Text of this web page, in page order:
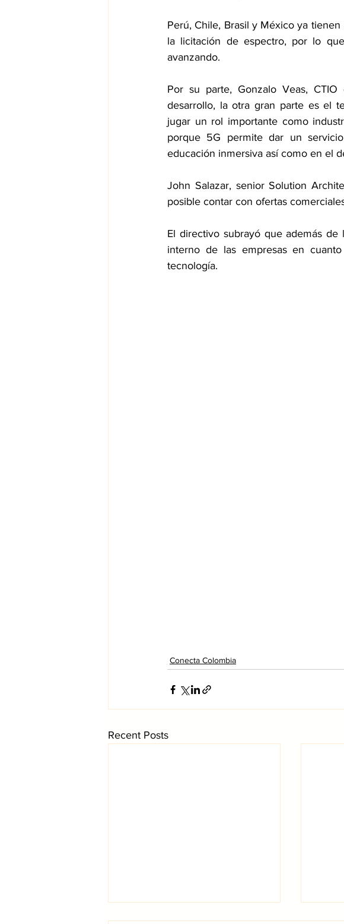
Perú, Chile, Brasil y México ya
la licitación de espectro, por lo
avanzando.
Por su parte, Gonzalo Veas,
desarrollo, la otra gran parte es el
jugar un rol importante como
porque 5G permite dar un
educación inmersiva así como en el
John Salazar, senior Solution
posible contar con ofertas
El directivo subrayó que además
interno de las empresas en
tecnología.
Conecta Colombia
Recent Posts